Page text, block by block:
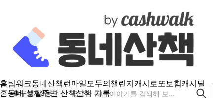
홈팀워크동네산책 런마일모두의챌린지캐시로또보험캐시딜
홈동네 생활주변 산책산책 기록
구로제3동